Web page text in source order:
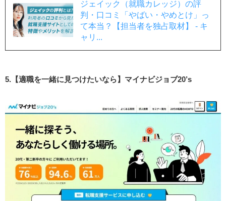
ジェイック（就職カレッジ）の評
判・口コミ「やばい・やめとけ」っ
て本当？【担当者を独占取材】 - キ
ャリ...
5.【適職を一緒に見つけたいなら】マイナビジョブ20’s